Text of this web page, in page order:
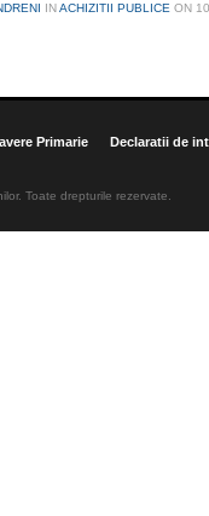
INACHIZITII PUBLICE ON
Primarie
Declaratii de
Toate drepturile rezervate.